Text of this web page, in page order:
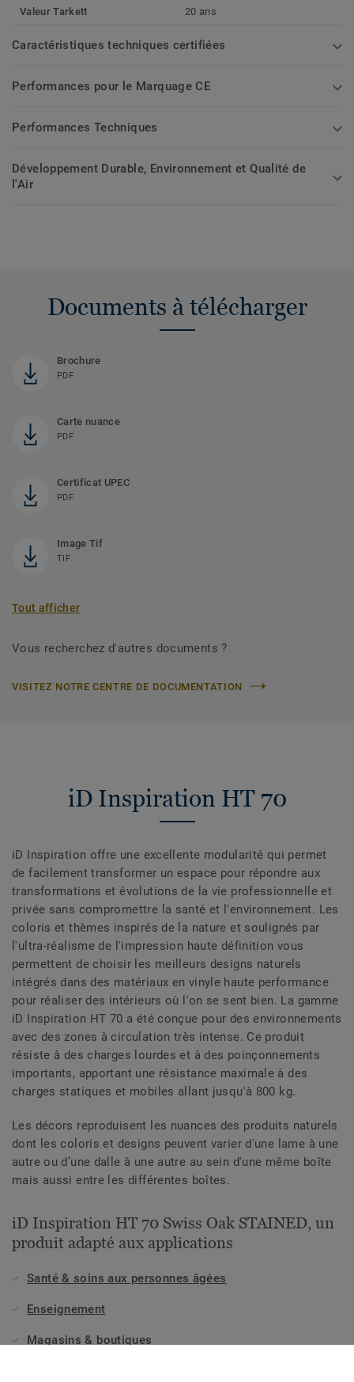
Valeur Tarkett 20 ans
Caractéristiques techniques certifiées
Performances pour le Marquage CE
Performances Techniques
Développement Durable, Environnement et Qualité de
l'Air
Documents à télécharger
Brochure
PDF
Carte nuance
PDF
Certificat UPEC
PDF
Image Tif
TIF
Tout afficher
Vous recherchez d'autres documents ?
VISITEZ NOTRE CENTRE DE DOCUMENTATION
iD Inspiration HT 70
iD Inspiration offre une excellente modularité qui permet
de facilement transformer un espace pour répondre aux
transformations et évolutions de la vie professionnelle et
privée sans compromettre la santé et l'environnement. Les
coloris et thèmes inspirés de la nature et soulignés par
l'ultra-réalisme de l'impression haute définition vous
permettent de choisir les meilleurs designs naturels
intégrés dans des matériaux en vinyle haute performance
pour réaliser des intérieurs où l'on se sent bien. La gamme
iD Inspiration HT 70 a été conçue pour des environnements
avec des zones à circulation très intense. Ce produit
résiste à des charges lourdes et à des poinçonnements
importants, apportant une résistance maximale à des
charges statiques et mobiles allant jusqu'à 800 kg.
Les décors reproduisent les nuances des produits naturels
dont les coloris et designs peuvent varier d'une lame à une
autre ou d’une dalle à une autre au sein d'une même boîte
mais aussi entre les différentes boîtes.
iD Inspiration HT 70 Swiss Oak STAINED, un
produit adapté aux applications
Santé & soins aux personnes âgées
Enseignement
Magasins & boutiques